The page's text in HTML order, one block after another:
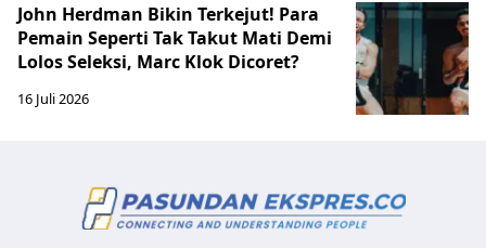
John Herdman Bikin Terkejut! Para
Pemain Seperti Tak Takut Mati Demi
Lolos Seleksi, Marc Klok Dicoret?
16 Juli 2026